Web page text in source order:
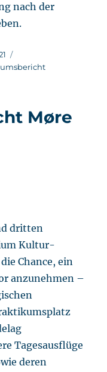
nach der
Møre
dritten
Kultur-
Chance, ein
anzunehmen –
Tagesausflüge
deren